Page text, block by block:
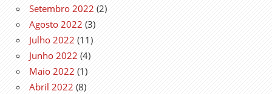
Setembro 2022 (2)
Agosto 2022 (3)
Julho 2022 (11)
Junho 2022 (4)
Maio 2022 (1)
Abril 2022 (8)